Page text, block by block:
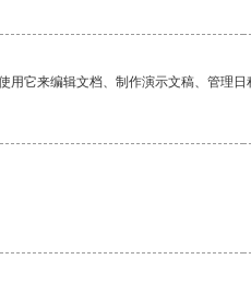
它来编辑文档、制作演示文稿、管理日